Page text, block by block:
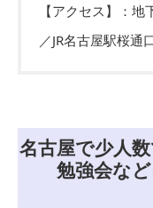
【アクセス】：
／JR名古屋駅桜通
名古屋で少人
勉強会な